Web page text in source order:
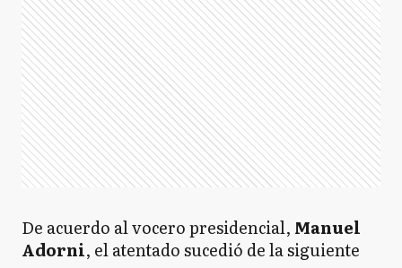
De acuerdo al vocero presidencial, Manuel
Adorni, el atentado sucedió de la siguiente